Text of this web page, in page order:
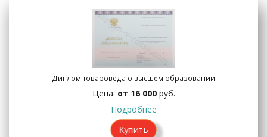
Диплом товароведа о высшем образовании
Цена: от 16 000руб.
Подробнее
Купить